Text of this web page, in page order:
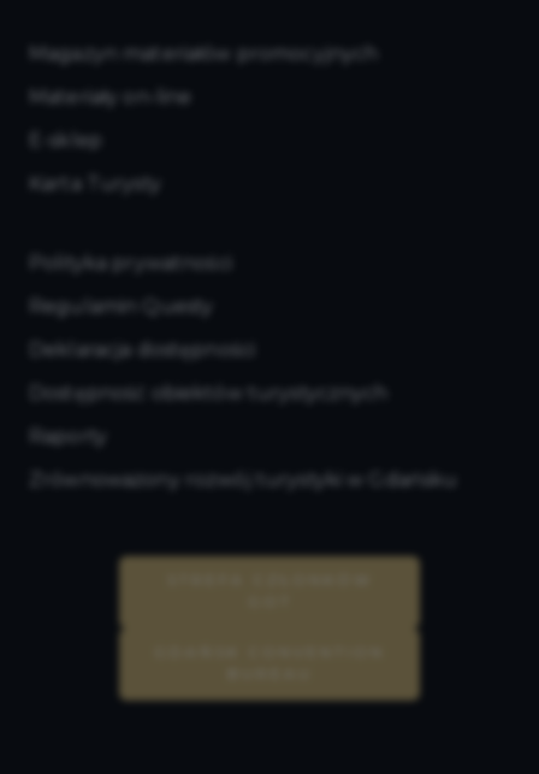
Magazyn materiałów promocyjnych
Materiały on-line
E-sklep
Karta Turysty
Polityka prywatności
Regulamin Questy
Deklaracja dostępności
Dostępność obiektów turystycznych
Raporty
Zrównoważony rozwój turystyki w Gdańsku